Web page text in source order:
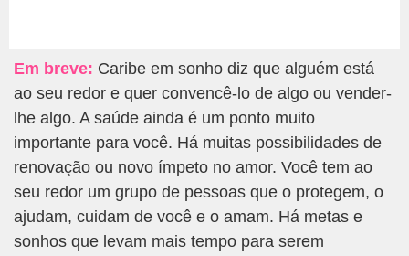
Em breve: Caribe em sonho diz que alguém está
ao seu redor e quer convencê-lo de algo ou vender-
lhe algo. A saúde ainda é um ponto muito
importante para você. Há muitas possibilidades de
renovação ou novo ímpeto no amor. Você tem ao
seu redor um grupo de pessoas que o protegem, o
ajudam, cuidam de você e o amam. Há metas e
sonhos que levam mais tempo para serem